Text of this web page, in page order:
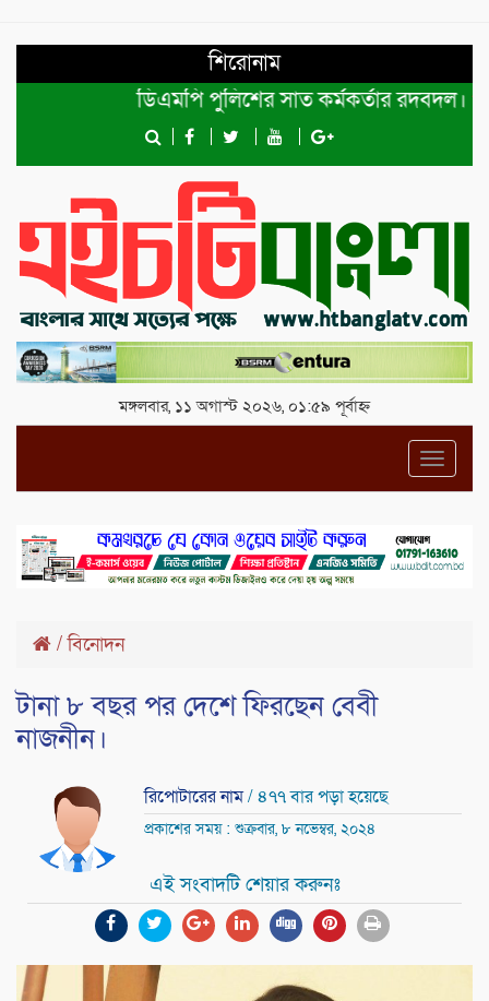
শিরোনাম
ডিএমপি পুলিশের সাত কর্মকর্তার রদবদল।
শেখ
মঙ্গলবার, ১১ অগাস্ট ২০২৬, ০১:৫৯ পূর্বাহ্ন
/বিনোদন
টানা ৮ বছর পর দেশে ফিরছেন বেবী
নাজনীন।
রিপোটারের নাম/ ৪৭৭ বার পড়া হয়েছে
প্রকাশের সময় : শুক্রবার, ৮ নভেম্বর, ২০২৪
এই সংবাদটি শেয়ার করুনঃ